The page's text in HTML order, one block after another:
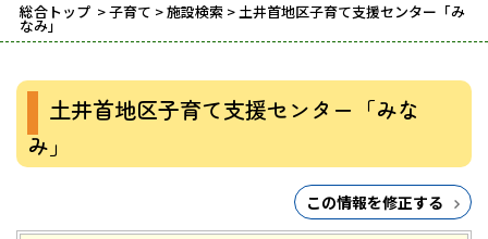
総合トップ >子育て >施設検索 > 土井首地区子育て支援センター「み
なみ」
土井首地区子育て支援センター「みな
み」
この情報を修正する